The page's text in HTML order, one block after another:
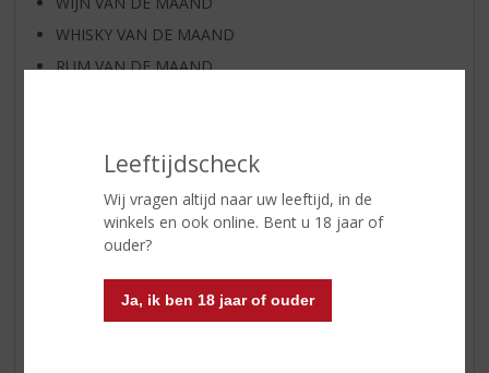
Leeftijdscheck
Wij vragen altijd naar uw leeftijd, in de
winkels en ook online. Bent u 18 jaar of
ouder?
Ja, ik ben 18 jaar of ouder
WHISKY VAN DE MAAND
RUM VAN DE MAAND
EXCLUSIEF TOPSLIJTER
WHISKY
GEDISTILLEERD OVERIG